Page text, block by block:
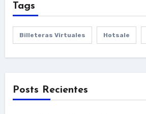
Tags
Billeteras Virtuales Hotsale
Posts Recientes